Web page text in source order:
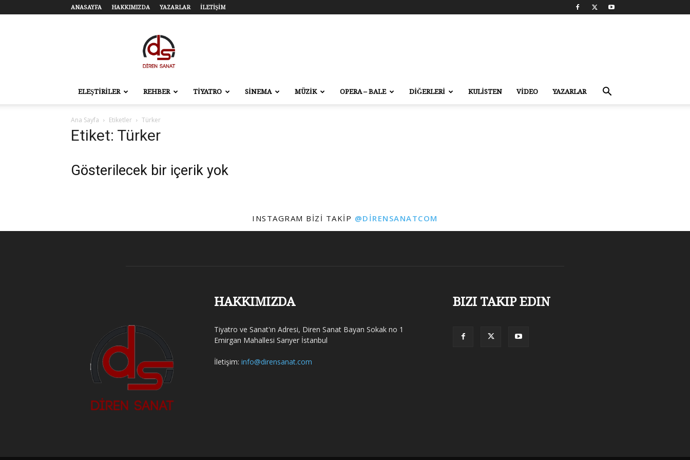
ANASAYFA HAKKIMIZDA YAZARLAR İLETİŞİM
Diren
Sanat
–
Tiyatro,
Sahne
ELEŞTİRİLER REHBER TİYATRO SİNEMA MÜZİK OPERA – BALE DİĞERLERİ KULİSTEN VİDEO YAZARLAR
Ana Sayfa Etiketler Türker
Etiket: Türker
Gösterilecek bir içerik yok
INSTAGRAM BIZI TAKIP @DIRENSANATCOM
HAKKIMIZDA
Tiyatro ve Sanat'ın Adresi, Diren Sanat Bayan Sokak no 1
Emirgan Mahallesi Sarıyer İstanbul
İletişim: info@dirensanat.com
BIZI TAKIP EDIN